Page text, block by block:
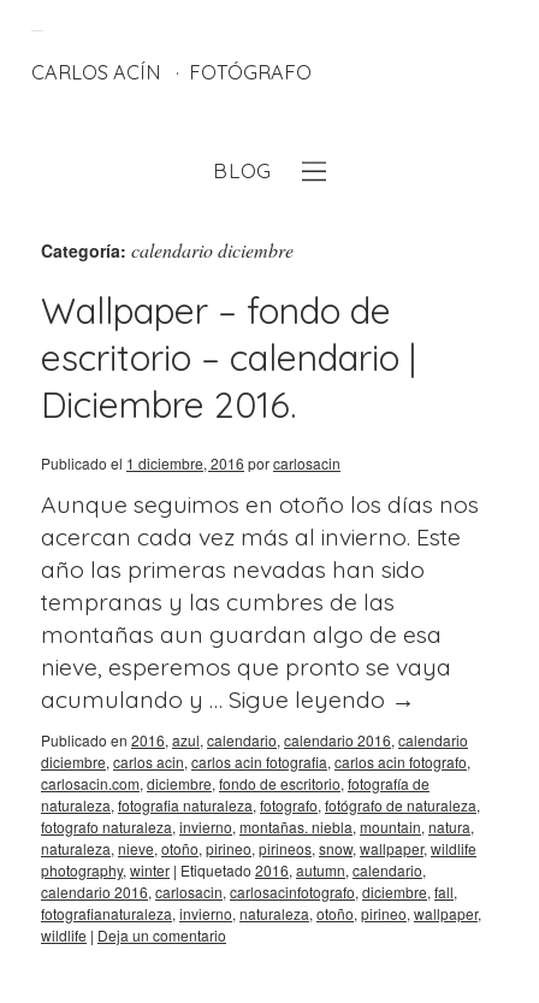
CARLOS ACÍN FOTÓGRAFO
BLOG
Categoría: calendario diciembre
Wallpaper – fondo de
escritorio – calendario |
Diciembre 2016.
Publicado el 1 diciembre, 2016 porcarlosacin
Aunque seguimos en otoño los días nos
acercan cada vez más al invierno. Este
año las primeras nevadas han sido
tempranas y las cumbres de las
montañas aun guardan algo de esa
nieve, esperemos que pronto se vaya
acumulando y … Sigue leyendo →
Publicado en 2016, azul, calendario, calendario 2016, calendario
diciembre, carlos acin, carlos acin fotografia, carlos acin fotografo,
carlosacin.com, diciembre, fondo de escritorio, fotografía de
naturaleza, fotografia naturaleza, fotografo, fotógrafo de naturaleza,
fotografo naturaleza, invierno, montañas. niebla, mountain, natura,
naturaleza, nieve, otoño, pirineo, pirineos, snow, wallpaper, wildlife
photography, winter | Etiquetado 2016, autumn, calendario,
calendario 2016, carlosacin, carlosacinfotografo, diciembre, fall,
fotografianaturaleza, invierno, naturaleza, otoño, pirineo, wallpaper,
wildlife | Deja un comentario